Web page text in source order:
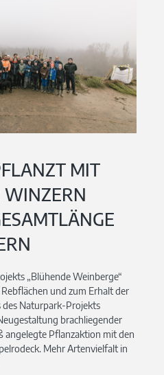
MIT
WINZERN
„Blühende Weinberge“
und zum Erhalt der
des Naturpark-Projekts
brachliegender
angelegte Pflanzaktion mit den
Mehr Artenvielfalt in